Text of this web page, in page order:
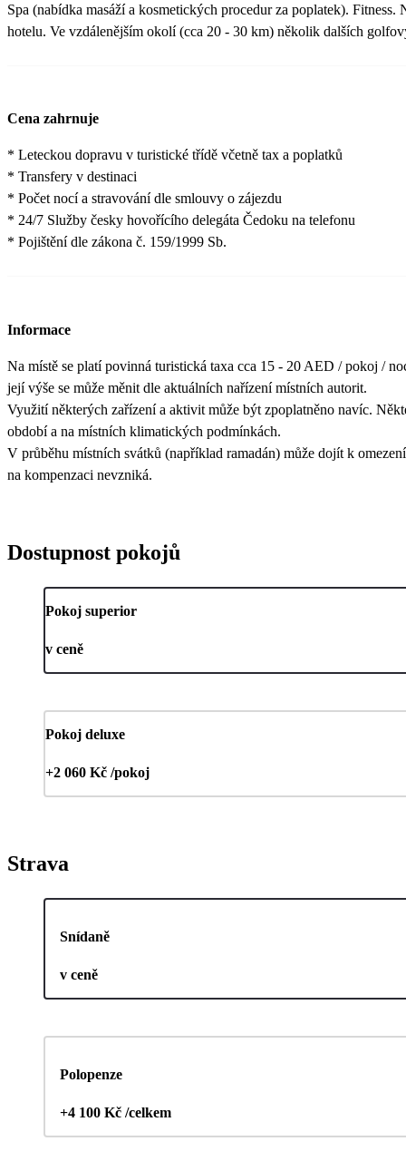
Spa (nabídka masáží a kosmetických procedur za poplatek).
hotelu. Ve vzdálenějším okolí (cca 20 - 30 km) několik dalších
Cena zahrnuje
* Leteckou dopravu v turistické třídě včetně tax a poplatků
* Transfery v destinaci
* Počet nocí a stravování dle smlouvy o zájezdu
* 24/7 Služby česky hovořícího delegáta Čedoku na telefonu
* Pojištění dle zákona č. 159/1999 Sb.
Informace
Na místě se platí povinná turistická taxa cca 15 - 20 AED / pokoj /
její výše se může měnit dle aktuálních nařízení místních autorit.
Využití některých zařízení a aktivit může být zpoplatněno navíc.
období a na místních klimatických podmínkách.
V průběhu místních svátků (například ramadán) může dojít k
na kompenzaci nevzniká.
Dostupnost pokojů
Pokoj superior
v ceně
Pokoj deluxe
+2 060 Kč /pokoj
Strava
Snídaně
v ceně
Polopenze
+4 100 Kč /celkem